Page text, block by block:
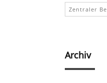
Zentraler
Archiv